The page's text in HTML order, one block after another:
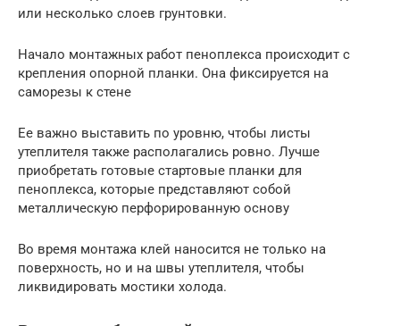
или несколько слоев грунтовки.
Начало монтажных работ пеноплекса происходит с
крепления опорной планки. Она фиксируется на
саморезы к стене
Ее важно выставить по уровню, чтобы листы
утеплителя также располагались ровно. Лучше
приобретать готовые стартовые планки для
пеноплекса, которые представляют собой
металлическую перфорированную основу
Во время монтажа клей наносится не только на
поверхность, но и на швы утеплителя, чтобы
ликвидировать мостики холода.